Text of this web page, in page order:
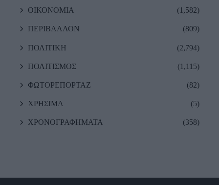
ΟΙΚΟΝΟΜΙΑ (1,582)
ΠΕΡΙΒΑΛΛΟΝ (809)
ΠΟΛΙΤΙΚΗ (2,794)
ΠΟΛΙΤΙΣΜΟΣ (1,115)
ΦΩΤΟΡΕΠΟΡΤΑΖ (82)
ΧΡΗΣΙΜΑ (5)
ΧΡΟΝΟΓΡΑΦΗΜΑΤΑ (358)